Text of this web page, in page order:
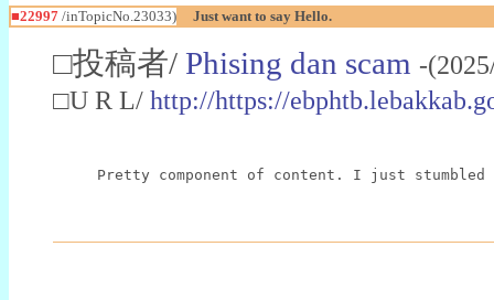
■22997 /inTopicNo.23033) Just want to say Hello.
□投稿者/ Phising dan scam -
□U R L/ http://https://
Pretty component of content. I just